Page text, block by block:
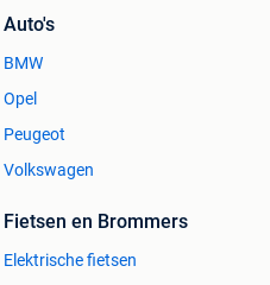
vandaag nog steeds een
menig gravelbike lastig
Auto's
BMW
Opel
Peugeot
Volkswagen
Fietsen en Brommers
Elektrische fietsen